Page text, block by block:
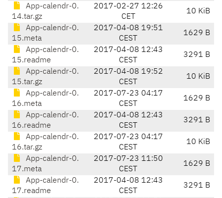
App-calendr-0.
14.tar.gz
2017-02-27 12:26
CET
10 KiB
App-calendr-0.
15.meta
2017-04-08 19:51
CEST
1629 B
App-calendr-0.
15.readme
2017-04-08 12:43
CEST
3291 B
App-calendr-0.
15.tar.gz
2017-04-08 19:52
CEST
10 KiB
App-calendr-0.
16.meta
2017-07-23 04:17
CEST
1629 B
App-calendr-0.
16.readme
2017-04-08 12:43
CEST
3291 B
App-calendr-0.
16.tar.gz
2017-07-23 04:17
CEST
10 KiB
App-calendr-0.
17.meta
2017-07-23 11:50
CEST
1629 B
App-calendr-0.
17.readme
2017-04-08 12:43
CEST
3291 B